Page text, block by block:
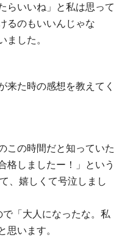
らいいね」と私は思って
るのもいいんじゃな
した。
来た時の感想を教えてく
この時間だと知っていた
格しましたー！」という
、嬉しくて号泣しまし
「大人になったな。私
います。